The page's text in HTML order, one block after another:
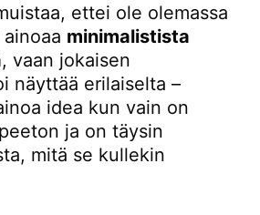
ettei ole olemassa
minimalistista
, vaan jokaisen
näyttää erilaiselta –
idea kun vain on
ja on täysin
mitä se kullekin